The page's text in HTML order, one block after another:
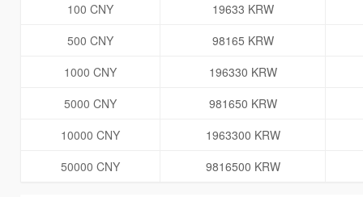
100 CNY
19633 KRW
500 CNY
98165 KRW
1000 CNY
196330 KRW
5000 CNY
981650 KRW
10000 CNY
1963300 KRW
50000 CNY
9816500 KRW